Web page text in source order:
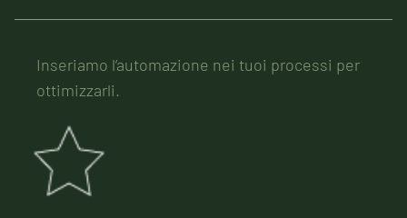
Inseriamo l’automazione nei tuoi processi per
ottimizzarli.